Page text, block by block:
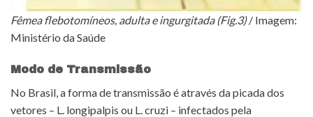
Fêmea flebotomíneos, adulta e ingurgitada (Fig.3)/ Imagem:
Ministério da Saúde
Modo de Transmissão
No Brasil, a forma de transmissão é através da picada dos
vetores – L. longipalpis ou L. cruzi – infectados pela